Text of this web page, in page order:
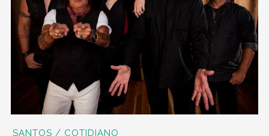
SANTOS / COTIDIANO